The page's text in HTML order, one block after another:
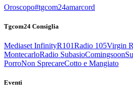
Oroscopo#tgcom24amarcord
Tgcom24 Consiglia
Mediaset InfinityR101Radio 105Virgin
MontecarloRadio SubasioComingsoon
PorroNon SprecareCotto e Mangiato
Eventi